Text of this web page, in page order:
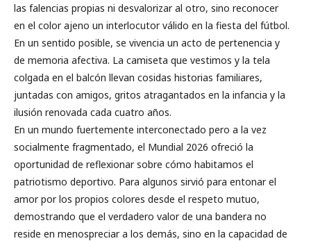
las falencias propias ni desvalorizar al otro, sino reconocer
en el color ajeno un interlocutor válido en la fiesta del fútbol.
En un sentido posible, se vivencia un acto de pertenencia y
de memoria afectiva. La camiseta que vestimos y la tela
colgada en el balcón llevan cosidas historias familiares,
juntadas con amigos, gritos atragantados en la infancia y la
ilusión renovada cada cuatro años.
En un mundo fuertemente interconectado pero a la vez
socialmente fragmentado, el Mundial 2026 ofreció la
oportunidad de reflexionar sobre cómo habitamos el
patriotismo deportivo. Para algunos sirvió para entonar el
amor por los propios colores desde el respeto mutuo,
demostrando que el verdadero valor de una bandera no
reside en menospreciar a los demás, sino en la capacidad de